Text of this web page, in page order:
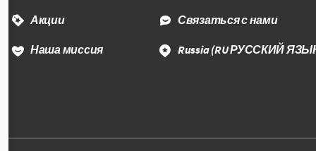
Акции
Наша миссия
Связаться с нами
Russia(RU РУССКИЙ